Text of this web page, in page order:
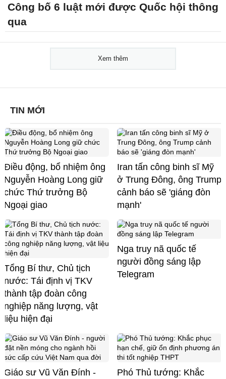
Công bố 6 luật mới được Quốc hội thông
qua
Xem thêm
TIN MỚI
Điều động, bổ nhiệm ông
Nguyễn Hoàng Long giữ
chức Thứ trưởng Bộ
Ngoại giao
Iran tấn công binh sĩ Mỹ
ở Trung Đông, ông Trump
cảnh báo sẽ 'giáng đòn
mạnh'
Tổng Bí thư, Chủ tịch
nước: Tái định vị TKV
thành tập đoàn công
nghiệp năng lượng, vật
liệu hiện đại
Nga truy nã quốc tế
người đồng sáng lập
Telegram
Giáo sư Vũ Văn Đính -
Phó Thủ tướng: Khắc